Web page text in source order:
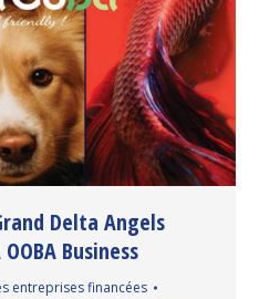
Delta Angels
Business
entreprises financées